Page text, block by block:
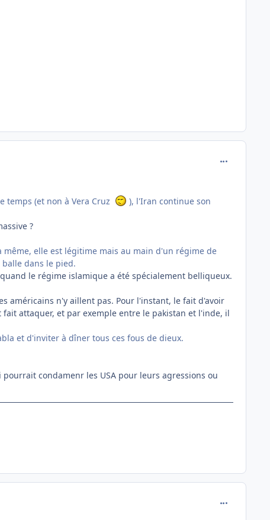
temps (et non à Vera Cruz
), l'Iran continue son
?
elle est légitime mais au main d'un régime de
dans le pied.
le régime islamique a été spécialement belliqueux.
américains n'y aillent pas. Pour l'instant, le fait d'avoir
attaquer, et par exemple entre le pakistan et l'inde, il
et d'inviter à dîner tous ces fous de dieux.
condamenr les USA pour leurs agressions ou